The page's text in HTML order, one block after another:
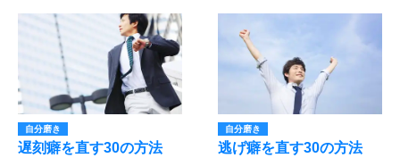
自分磨き
遅刻癖を直す30の方法
自分磨き
逃げ癖を直す30の方法